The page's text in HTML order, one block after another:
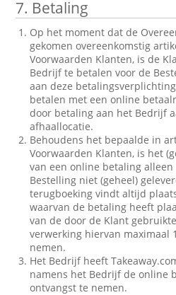
7. Betaling
Op het moment dat de
gekomen overeenkomstig
Voorwaarden Klanten, is de
Bedrijf te betalen voor de
aan deze
betalen met een online
door betaling aan het Bedrijf
afhaallocatie.
Behoudens het bepaalde in
Voorwaarden Klanten, is het
van een online betaling
Bestelling niet (geheel)
terugboeking vindt altijd
waarvan de betaling heeft
van de door de Klant
verwerking hiervan maximaal
nemen.
Het Bedrijf heeft
namens het Bedrijf de online
ontvangst te nemen.